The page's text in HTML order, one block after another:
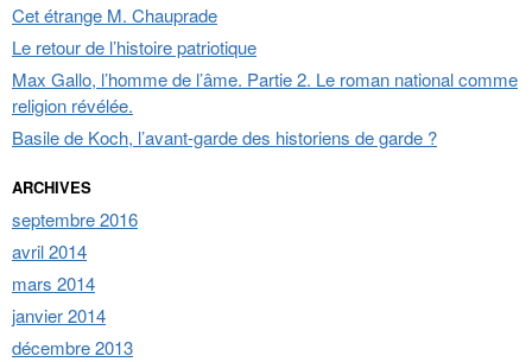
Cet étrange M. Chauprade
Le retour de l’histoire patriotique
Max Gallo, l’homme de l’âme. Partie 2. Le roman national comme
religion révélée.
Basile de Koch, l’avant-garde des historiens de garde ?
ARCHIVES
septembre 2016
avril 2014
mars 2014
janvier 2014
décembre 2013